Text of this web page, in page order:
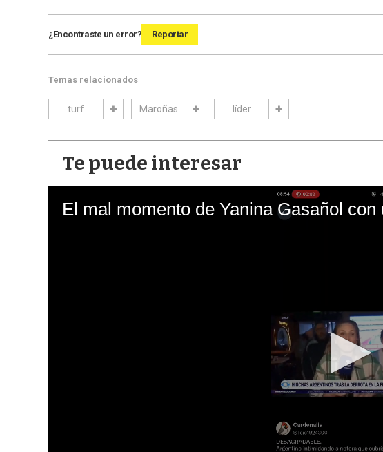
¿Encontraste un error? Reportar
Temas relacionados
turf Maroñas líder
Te puede interesar